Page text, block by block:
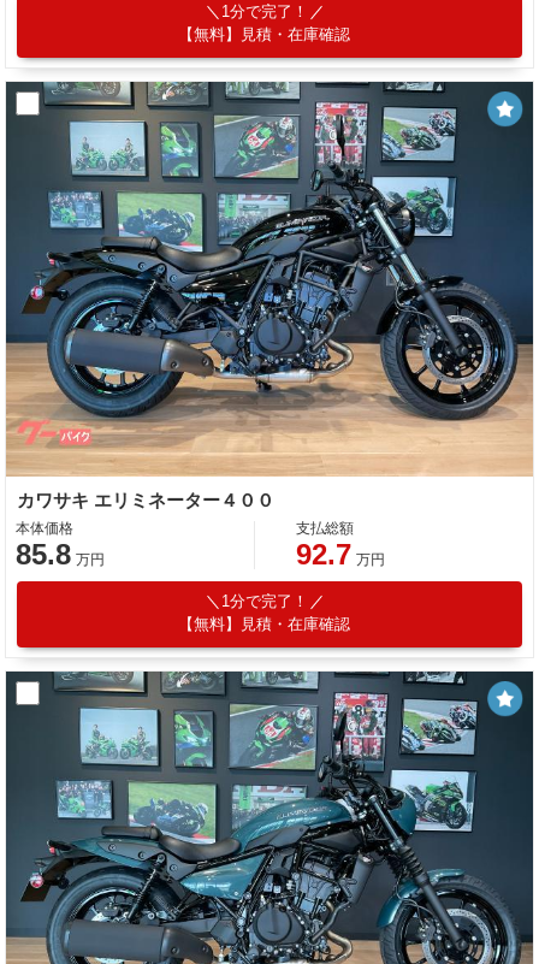
1分で完了！
【無料】見積・在庫確認
カワサキ エリミネーター４００
本体価格
85.8 万円
支払総額
92.7 万円
1分で完了！
【無料】見積・在庫確認